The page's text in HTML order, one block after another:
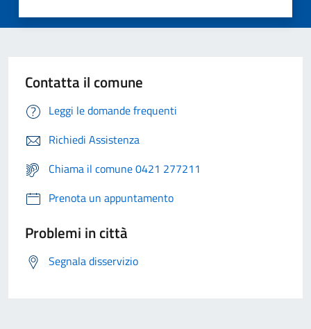
Contatta il comune
Leggi le domande frequenti
Richiedi Assistenza
Chiama il comune 0421 277211
Prenota un appuntamento
Problemi in città
Segnala disservizio